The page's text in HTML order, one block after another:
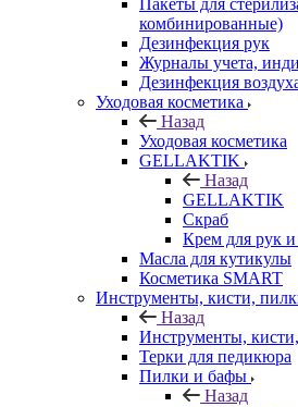
Пакеты для
комбинированные)
Дезинфекция рук
Журналы учета,
Дезинфекция
Уходовая косметика
Назад
Уходовая косметика
GELLAKTIK
Назад
GELLAKTIK
Скраб
Крем для рук и
Масла для кутикулы
Косметика SMART
Инструменты, кисти,
Назад
Инструменты,
Терки для педикюра
Пилки и бафы
Назад